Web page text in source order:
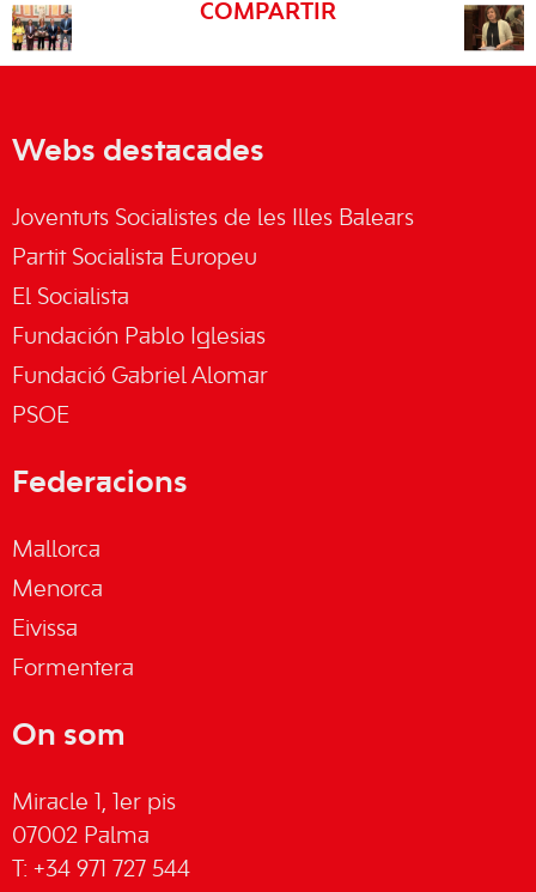
COMPARTIR
Webs destacades
Joventuts Socialistes de les Illes Balears
Partit Socialista Europeu
El Socialista
Fundación Pablo Iglesias
Fundació Gabriel Alomar
PSOE
Federacions
Mallorca
Menorca
Eivissa
Formentera
On som
Miracle 1, 1er pis
07002 Palma
T: +34 971 727 544